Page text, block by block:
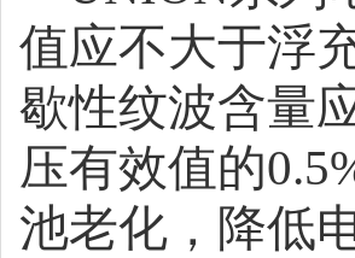
值应不大于浮
歇性纹波含量
压有效值的
池老化，降低